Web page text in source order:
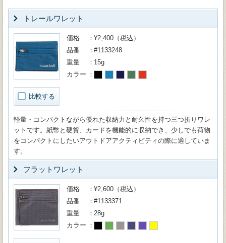
トレールワレット
比較する
価格
¥2,400（税込）
品番
#1133248
重量
15g
カラー
軽量・コンパクトながら優れた収納力と耐久性を持つ三つ折りワレ
ットです。紙幣と硬貨、カードを機能的に収納でき、少しでも荷物
をコンパクトにしたいアウトドアアクティビティの際に適していま
す。
フラットワレット
価格
¥2,600（税込）
品番
#1133371
重量
28g
カラー